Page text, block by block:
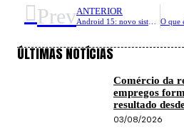
PrevANTERIOR
ÚLTIMAS NOTÍCIAS
Comércio da
empregos
resultado
03/08/2026